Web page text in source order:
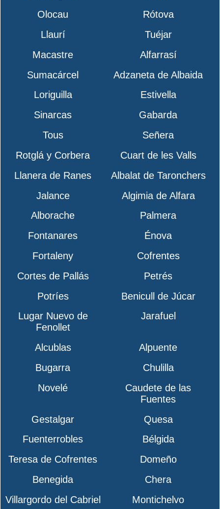
Olocau
Rótova
Llaurí
Tuéjar
Macastre
Alfarrasí
Sumacárcel
Adzaneta de Albaida
Loriguilla
Estivella
Sinarcas
Gabarda
Tous
Señera
Rotglá y Corbera
Cuart de les Valls
Llanera de Ranes
Albalat de Taronchers
Jalance
Algimia de Alfara
Alborache
Palmera
Fontanares
Énova
Fortaleny
Cofrentes
Cortes de Pallás
Petrés
Potríes
Benicull de Júcar
Lugar Nuevo de
Fenollet
Jarafuel
Alcublas
Alpuente
Bugarra
Chulilla
Novelé
Caudete de las
Fuentes
Gestalgar
Quesa
Fuenterrobles
Bélgida
Teresa de Cofrentes
Domeño
Benegida
Chera
Villargordo del Cabriel
Montichelvo